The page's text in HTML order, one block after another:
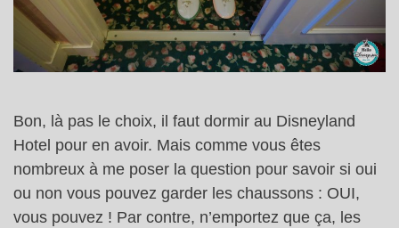
Bon, là pas le choix, il faut dormir au Disneyland
Hotel pour en avoir. Mais comme vous êtes
nombreux à me poser la question pour savoir si oui
ou non vous pouvez garder les chaussons : OUI,
vous pouvez ! Par contre, n’emportez que ça, les